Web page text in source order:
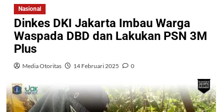
Nasional
Dinkes DKI Jakarta Imbau Warga
Waspada DBD dan Lakukan PSN 3M
Plus
Media Otoritas 14 Februari 2025 0